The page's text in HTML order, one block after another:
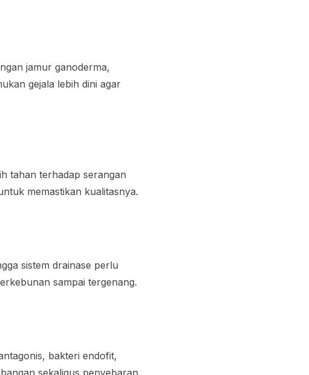
jamur ganoderma,
gejala lebih dini agar
tahan terhadap serangan
memastikan kualitasnya.
sistem drainase perlu
sampai tergenang.
bakteri endofit,
sekaligus penyebaran